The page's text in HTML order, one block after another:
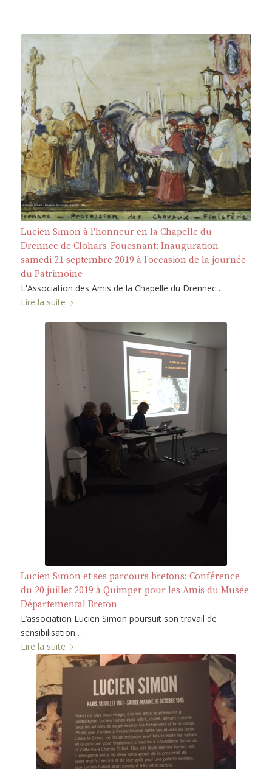
Lucien Simon à l'honneur en la Chapelle du
Drennec de Clohars-Fouesnant: Inauguration
samedi 21 septembre 2019 à l'occasion de la journée
du Patrimoine
L'Association des Amis de la Chapelle du Drennec…
Lire la suite
Lucien Simon et ses parcours bretons: Conférence
du 20 juillet 2019 à Quimper pour les Amis du Musée
Départemental Breton
L’association Lucien Simon poursuit son travail de
sensibilisation…
Lire la suite